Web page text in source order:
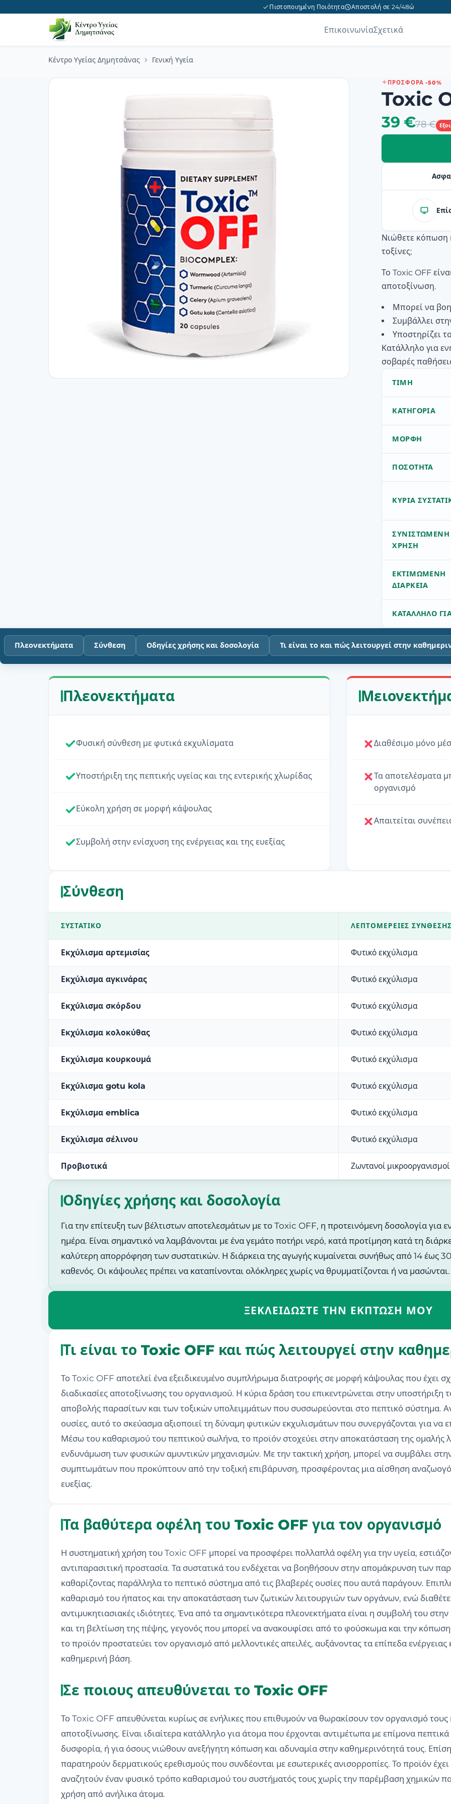
Πιστοποιημένη Ποιότητα Αποστολή σε 24/48ώ
ΕπικοινωνίαΣχετικά
Κέντρο Υγείας Δημητσάνας Γενική Υγεία
ΠΡΟΣΦΟΡΆ -50%
Toxic
39 €78 €
Νιώθετε κόπωση
τοξίνες;
Το Toxic OFF
αποτοξίνωση.
Μπορεί να
Συμβάλλει
Υποστηρίζει
Κατάλληλο για
σοβαρές
ΤΙΜΉ
ΚΑΤΗΓΟΡΊΑ
ΜΟΡΦΉ
ΠΟΣΌΤΗΤΑ
ΚΎΡΙΑ
ΣΥΝΙΣΤΏΜΕΝΗ
ΧΡΉΣΗ
ΕΚΤΙΜΏΜΕΝΗ
ΔΙΆΡΚΕΙΑ
ΚΑΤΆΛΛΗΛΟ
Πλεονεκτήματα Σύνθεση Οδηγίες χρήσης και δοσολογία Τι είναι το και πώς λειτουργεί στην
Πλεονεκτήματα
Φυσική σύνθεση με φυτικά εκχυλίσματα
Υποστήριξη της πεπτικής υγείας και της εντερικής χλωρίδας
Εύκολη χρήση σε μορφή κάψουλας
Συμβολή στην ενίσχυση της ενέργειας και της ευεξίας
Διαθέσιμο μόνο
Τα αποτελέσματα
οργανισμό
Απαιτείται
Σύνθεση
ΣΥΣΤΑΤΙΚΌ ΛΕΠΤΟΜΈΡΕΙΕΣ
Εκχύλισμα αρτεμισίας Φυτικό εκχύλισμα
Εκχύλισμα αγκινάρας Φυτικό εκχύλισμα
Εκχύλισμα σκόρδου Φυτικό εκχύλισμα
Εκχύλισμα κολοκύθας Φυτικό εκχύλισμα
Εκχύλισμα κουρκουμά Φυτικό εκχύλισμα
Εκχύλισμα gotu kola Φυτικό εκχύλισμα
Εκχύλισμα emblica Φυτικό εκχύλισμα
Εκχύλισμα σέλινου Φυτικό εκχύλισμα
Προβιοτικά Ζωντανοί μικροοργανισμοί
Οδηγίες χρήσης και δοσολογία
Για την επίτευξη των βέλτιστων αποτελεσμάτων με το Toxic OFF, η προτεινόμενη δοσολογία για
ημέρα. Είναι σημαντικό να λαμβάνονται με ένα γεμάτο ποτήρι νερό, κατά προτίμηση κατά τη
καλύτερη απορρόφηση των συστατικών. Η διάρκεια της αγωγής κυμαίνεται συνήθως από 14 έως
καθενός. Οι κάψουλες πρέπει να καταπίνονται ολόκληρες χωρίς να θρυμματίζονται ή να μασώνται.
ΞΕΚΛΕΙΔΏΣΤΕ ΤΗΝ ΈΚΠΤΩΣΗ ΜΟΥ
Τι είναι το Toxic OFF και πώς λειτουργεί στην
Το Toxic OFF αποτελεί ένα εξειδικευμένο συμπλήρωμα διατροφής σε μορφή κάψουλας που έχει
διαδικασίες αποτοξίνωσης του οργανισμού. Η κύρια δράση του επικεντρώνεται στην
αποβολής παρασίτων και των τοξικών υπολειμμάτων που συσσωρεύονται στο πεπτικό σύστημα.
ουσίες, αυτό το σκεύασμα αξιοποιεί τη δύναμη φυτικών εκχυλισμάτων που συνεργάζονται για να
Μέσω του καθαρισμού του πεπτικού σωλήνα, το προϊόν στοχεύει στην αποκατάσταση της ομαλής
ενδυνάμωση των φυσικών αμυντικών μηχανισμών. Με την τακτική χρήση, μπορεί να συμβάλει
συμπτωμάτων που προκύπτουν από την τοξική επιβάρυνση, προσφέροντας μια αίσθηση
ευεξίας.
Τα βαθύτερα οφέλη του Toxic OFF για τον οργανισμό
Η συστηματική χρήση του Toxic OFF μπορεί να προσφέρει πολλαπλά οφέλη για την υγεία,
αντιπαρασιτική προστασία. Τα συστατικά του ενδέχεται να βοηθήσουν στην απομάκρυνση των
καθαρίζοντας παράλληλα το πεπτικό σύστημα από τις βλαβερές ουσίες που αυτά παράγουν.
καθαρισμό του ήπατος και την αποκατάσταση των ζωτικών λειτουργιών των οργάνων, ενώ
αντιμυκητιασιακές ιδιότητες. Ένα από τα σημαντικότερα πλεονεκτήματα είναι η συμβολή του
και τη βελτίωση της πέψης, γεγονός που μπορεί να ανακουφίσει από το φούσκωμα και την
το προϊόν προστατεύει τον οργανισμό από μελλοντικές απειλές, αυξάνοντας τα επίπεδα
καθημερινή βάση.
Σε ποιους απευθύνεται το Toxic OFF
Το Toxic OFF απευθύνεται κυρίως σε ενήλικες που επιθυμούν να θωρακίσουν τον οργανισμό τους
αποτοξίνωσης. Είναι ιδιαίτερα κατάλληλο για άτομα που έρχονται αντιμέτωπα με επίμονα
δυσφορία, ή για όσους νιώθουν ανεξήγητη κόπωση και αδυναμία στην καθημερινότητά τους.
παρατηρούν δερματικούς ερεθισμούς που συνδέονται με εσωτερικές ανισορροπίες. Το προϊόν
αναζητούν έναν φυσικό τρόπο καθαρισμού του συστήματός τους χωρίς την παρέμβαση χημικών
χρήση από ανήλικα άτομα.